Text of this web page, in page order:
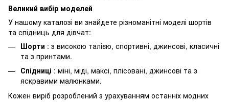
Великий вибір моделей
У нашому каталозі ви знайдете різноманітні моделі шортів
та спідниць для дівчат:
Шорти : з високою талією, спортивні, джинсові, класичні
та з принтами.
Спідниці : міні, міді, максі, плісовані, джинсові та з
яскравими малюнками.
Кожен виріб розроблений з урахуванням останніх модних